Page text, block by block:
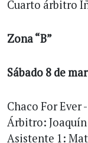
Cuarto árbitro
Zona “B”
Sábado 8 de
Chaco For Ever
Árbitro:
Asistente 1: